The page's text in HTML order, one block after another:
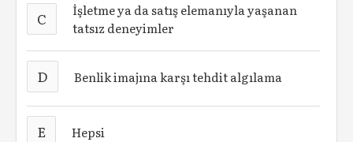
C
İşletme ya da satış elemanıyla yaşanan
tatsız deneyimler
D Benlik imajına karşı tehdit algılama
E Hepsi